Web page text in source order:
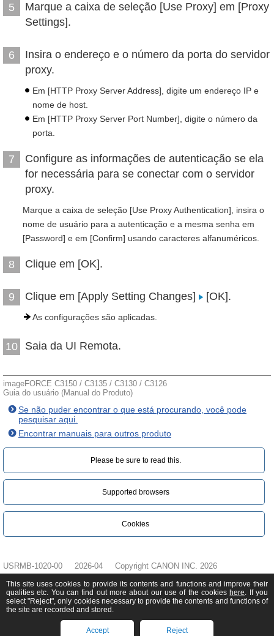
5
Marque a caixa de seleção [Use Proxy] em [Proxy
Settings].
6
Insira o endereço e o número da porta do servidor
proxy.
Em [HTTP Proxy Server Address], digite um endereço IP e
nome de host.
Em [HTTP Proxy Server Port Number], digite o número da
porta.
7
Configure as informações de autenticação se ela
for necessária para se conectar com o servidor
proxy.
Marque a caixa de seleção [Use Proxy Authentication], insira o
nome de usuário para a autenticação e a mesma senha em
[Password] e em [Confirm] usando caracteres alfanuméricos.
8 Clique em [OK].
9 Clique em [Apply Setting Changes] [OK].
As configurações são aplicadas.
10 Saia da UI Remota.
imageFORCE C3150 / C3135 / C3130 / C3126
Guia do usuário (Manual do Produto)
Se não puder encontrar o que está procurando, você pode
pesquisar aqui.
Encontrar manuais para outros produto
Please be sure to read this.‎
Supported browsers
Cookies
USRMB-1020-00 2026-04 Copyright CANON INC. 2026
This site uses cookies to provide its contents and functions and improve their
qualities etc. You can find out more about our use of the cookies here. If you
select "Reject", only cookies necessary to provide the contents and functions of
the site are recorded and stored.
Accept Reject